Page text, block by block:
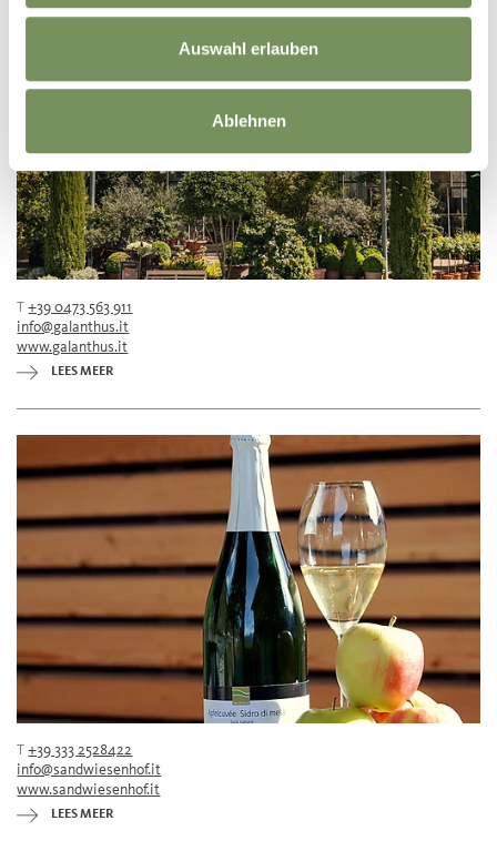
Auswahl erlauben
Ablehnen
T+39 0473 563 911
info@galanthus.it
www.galanthus.it
LEES MEER
T+39 333 2528422
info@sandwiesenhof.it
www.sandwiesenhof.it
LEES MEER